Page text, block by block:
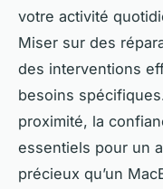
votre activité
Miser sur des
des interventions
besoins
proximité, la
essentiels pour un
précieux qu’un